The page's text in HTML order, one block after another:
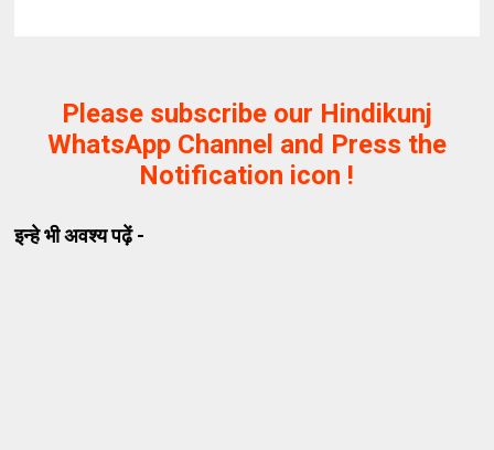
Please subscribe our Hindikunj
WhatsApp Channel and Press the
Notification icon !
इन्हे भी अवश्य पढ़ें -